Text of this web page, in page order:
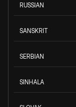
RUSSIAN
SANSKRIT
SERBIAN
SINHALA